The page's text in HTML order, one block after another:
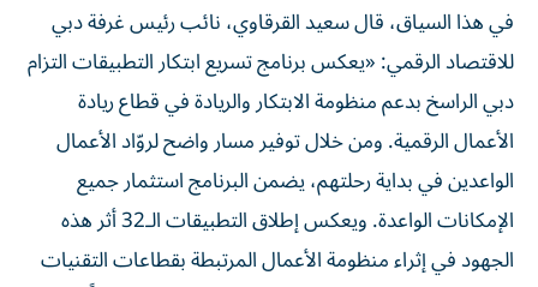
في هذا السياق، قال سعيد القرقاوي، نائب رئيس غرفة دبي
للاقتصاد الرقمي: «يعكس برنامج تسريع ابتكار التطبيقات التزام
دبي الراسخ بدعم منظومة الابتكار والريادة في قطاع ريادة
الأعمال الرقمية. ومن خلال توفير مسار واضح لروّاد الأعمال
الواعدين في بداية رحلتهم، يضمن البرنامج استثمار جميع
الإمكانات الواعدة. ويعكس إطلاق التطبيقات الـ32 أثر هذه
الجهود في إثراء منظومة الأعمال المرتبطة بقطاعات التقنيات